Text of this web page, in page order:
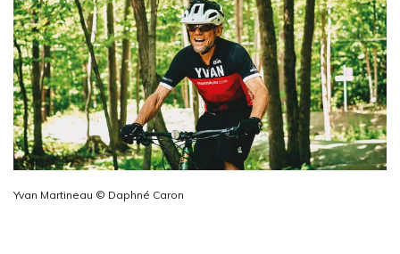
Yvan Martineau © Daphné Caron